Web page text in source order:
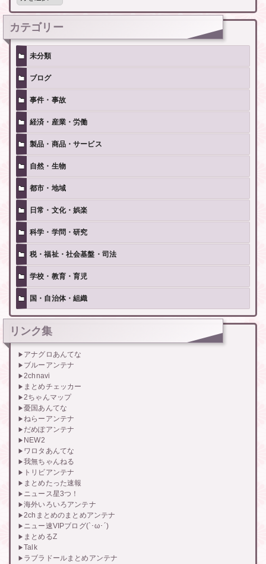
記
事
カテゴリー
未分類
ブログ
事件・事故
経済・産業・労働
製品・商品・サービス
自然・生物
都市・地域
日常・文化・娯楽
科学・学問・研究
税・福祉・社会基盤・司法
学校・教育・育児
国・自治体・組織
リンク集
アナグロあんてな
ブルーアンテナ
2chnavi
まとめチェッカー
2ちゃんマップ
憂国あんてな
ねらーアンテナ
だめぽアンテナ
NEW2
ワロタあんてな
我無ちゃんねる
トリビアンテナ
まとめたった速報
ニュース星3つ！
海外いろいろアンテナ
2chまとめのまとめアンテナ
ニュー速VIPブログ(`･ω･´)
まとめるZ
Talk
ラブラドールまとめアンテナ